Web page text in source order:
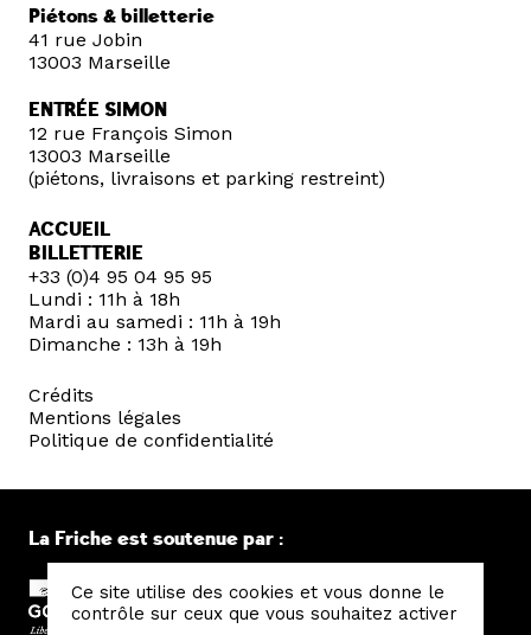
Piétons & billetterie
41 rue Jobin
13003 Marseille
ENTRÉE SIMON
12 rue François Simon
13003 Marseille
(piétons, livraisons et parking restreint)
ACCUEIL
BILLETTERIE
+33 (0)4 95 04 95 95
Lundi : 11h à 18h
Mardi au samedi : 11h à 19h
Dimanche : 13h à 19h
Crédits
Mentions légales
Politique de confidentialité
La Friche est soutenue par :
Ce site utilise des cookies et vous donne le
contrôle sur ceux que vous souhaitez activer